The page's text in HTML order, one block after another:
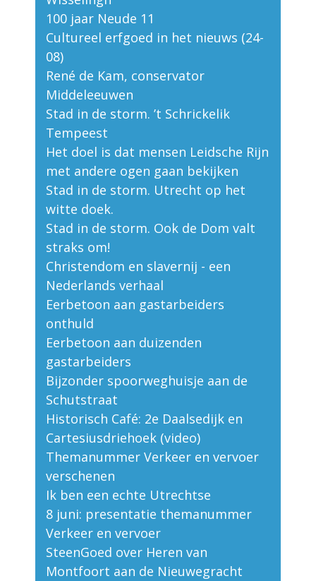
100 jaar Neude 11
Cultureel erfgoed in het nieuws (24-
08)
René de Kam, conservator
Middeleeuwen
Stad in de storm. ’t Schrickelik
Tempeest
Het doel is dat mensen Leidsche Rijn
met andere ogen gaan bekijken
Stad in de storm. Utrecht op het
witte doek.
Stad in de storm. Ook de Dom valt
straks om!
Christendom en slavernij - een
Nederlands verhaal
Eerbetoon aan gastarbeiders
onthuld
Eerbetoon aan duizenden
gastarbeiders
Bijzonder spoorweghuisje aan de
Schutstraat
Historisch Café: 2e Daalsedijk en
Cartesiusdriehoek (video)
Themanummer Verkeer en vervoer
verschenen
Ik ben een echte Utrechtse
8 juni: presentatie themanummer
Verkeer en vervoer
SteenGoed over Heren van
Montfoort aan de Nieuwegracht